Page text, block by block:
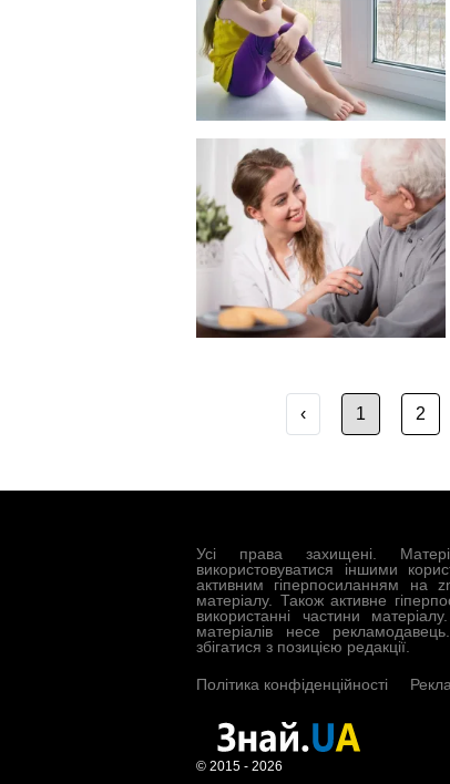
‹ 1 2
Усі права захищені.
використовуватися іншими
активним гіперпосиланням на
матеріалу. Також активне
використанні частини
матеріалів несе
збігатися з позицією редакції.
Політика конфіденційності
© 2015 - 2026